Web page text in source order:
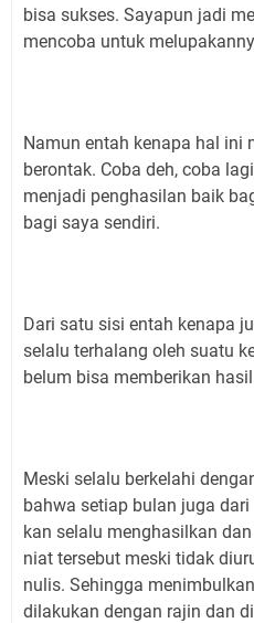
bisa sukses. Sayapun jadi
mencoba untuk
Namun entah kenapa hal ini
berontak. Coba deh, coba
menjadi penghasilan baik
bagi saya sendiri.
Dari satu sisi entah kenapa
selalu terhalang oleh suatu
belum bisa memberikan
Meski selalu berkelahi
bahwa setiap bulan juga
kan selalu menghasilkan
niat tersebut meski tidak
nulis. Sehingga
dilakukan dengan rajin dan